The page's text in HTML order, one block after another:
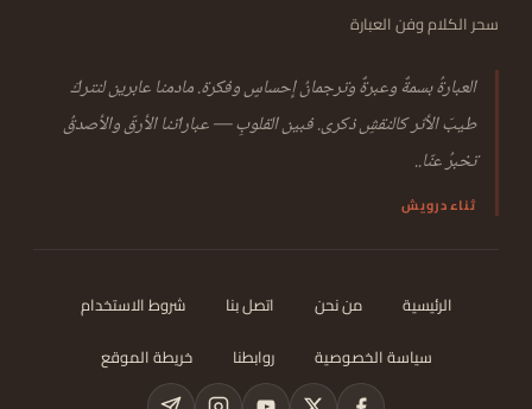
سحر الكلام وفن العبارة
العبارةُ بسمةٌ وعبرةٌ وترجمانُ إحساسٍ وفكرة. مادمنا عابرين لنتركَ
طيبَ الأثر كالنقشِ ذكرى. فبين القلوبِ — عباراتنا الأرقّ والأصدقُ
تخبرُ عنّا..
ثناء درويش
الرئيسية من نحن اتصل بنا
شروط الاستخدام
سياسة الخصوصية
روابطنا خريطة الموقع